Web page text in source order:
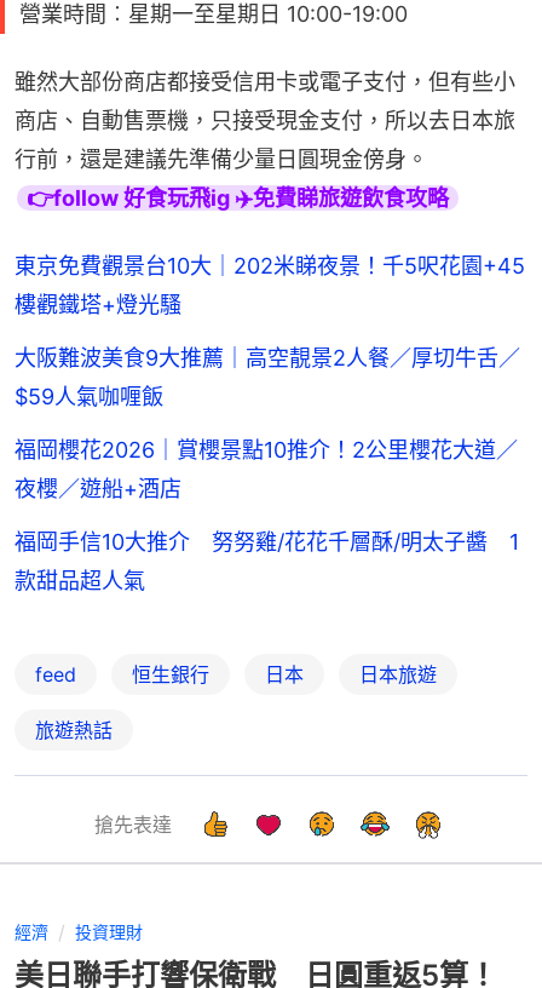
營業時間︰星期一至星期日 10:00-19:00
雖然大部份商店都接受信用卡或電子支付，但有些小
商店、自動售票機，只接受現金支付，所以去日本旅
行前，還是建議先準備少量日圓現金傍身。
👉follow 好食玩飛ig ✈️免費睇旅遊飲食攻略
東京免費觀景台10大｜202米睇夜景！千5呎花園+45
樓觀鐵塔+燈光騷
大阪難波美食9大推薦｜高空靚景2人餐／厚切牛舌／
$59人氣咖喱飯
福岡櫻花2026｜賞櫻景點10推介！2公里櫻花大道／
夜櫻／遊船+酒店
福岡手信10大推介 努努雞/花花千層酥/明太子醬 1
款甜品超人氣
feed 恒生銀行 日本 日本旅遊
旅遊熱話
搶先表達
經濟 投資理財
美日聯手打響保衛戰 日圓重返5算！